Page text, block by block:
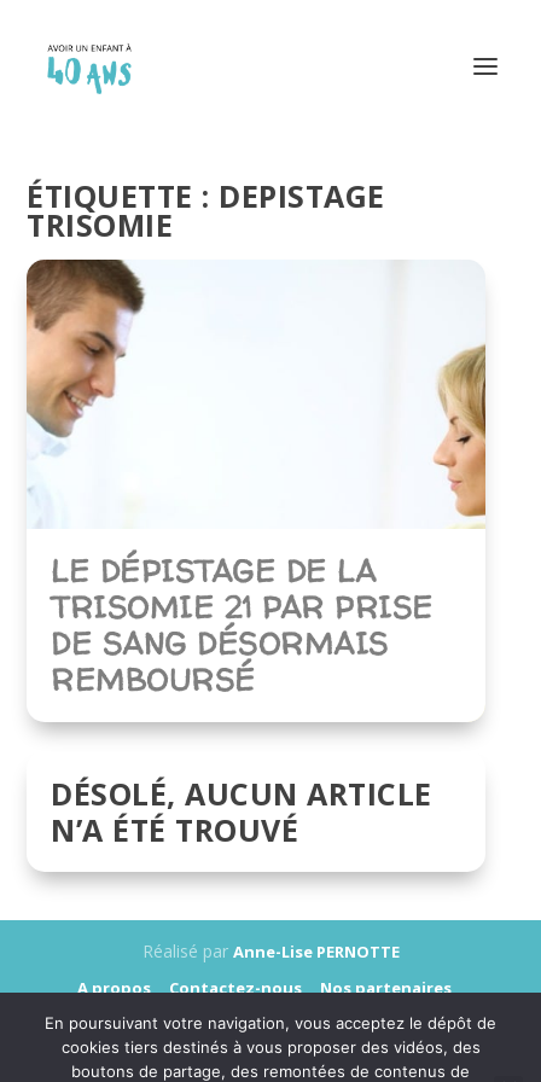
ÉTIQUETTE : DEPISTAGE
TRISOMIE
LE DÉPISTAGE DE LA
TRISOMIE 21 PAR PRISE
DE SANG DÉSORMAIS
REMBOURSÉ
DÉSOLÉ, AUCUN ARTICLE
N’A ÉTÉ TROUVÉ
Réalisé par Anne-Lise PERNOTTE
A propos
Contactez-nous
Nos partenaires
Annonceurs
Presse
Mentions légales
Données personnelles
En poursuivant votre navigation, vous acceptez le dépôt de
cookies tiers destinés à vous proposer des vidéos, des
boutons de partage, des remontées de contenus de